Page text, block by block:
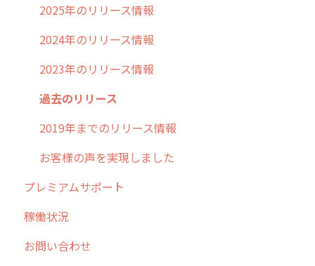
2025年のリリース情報
2024年のリリース情報
2023年のリリース情報
過去のリリース
2019年までのリリース情報
お客様の声を実現しました
プレミアムサポート
稼働状況
お問い合わせ